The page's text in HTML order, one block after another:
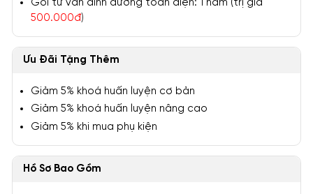
Gói tư vấn dinh dưỡng toàn diện: 1 năm (trị giá
500.000đ)
Ưu Đãi Tặng Thêm
Giảm 5% khoá huấn luyện cơ bản
Giảm 5% khoá huấn luyện nâng cao
Giảm 5% khi mua phụ kiện
Hồ Sơ Bao Gồm